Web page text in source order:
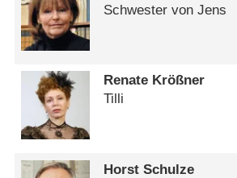
Schwester von Jens
Renate Krößner
Tilli
Horst Schulze